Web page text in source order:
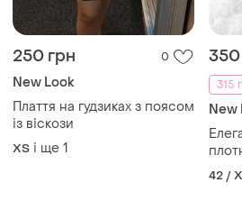
250 грн 0
New Look
Плаття на гудзиках з поясом
із віскози
ХS і ще 1
350
315
New
42 /